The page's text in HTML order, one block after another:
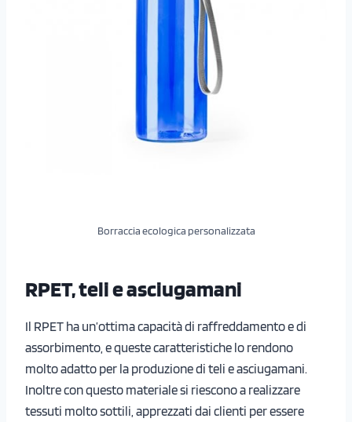
Borraccia ecologica personalizzata
RPET, teli e asciugamani
Il RPET ha un’ottima capacità di raffreddamento e di
assorbimento, e queste caratteristiche lo rendono
molto adatto per la produzione di teli e asciugamani.
Inoltre con questo materiale si riescono a realizzare
tessuti molto sottili, apprezzati dai clienti per essere